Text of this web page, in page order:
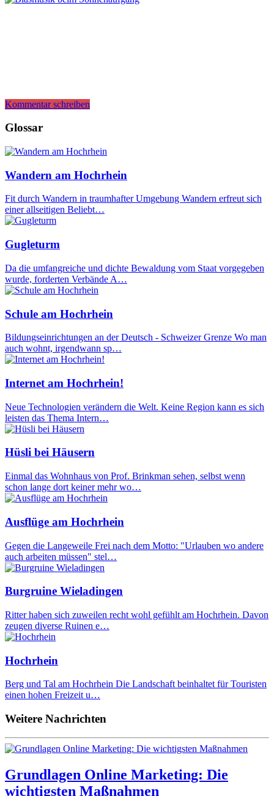
Kommentar schreiben
Glossar
Wandern am Hochrhein
Fit durch Wandern in traumhafter Umgebung Wandern erfreut sich
einer allseitigen Beliebt…
Gugleturm
Da die umfangreiche und dichte Bewaldung vom Staat vorgegeben
wurde, forderten Verbände A…
Schule am Hochrhein
Bildungseinrichtungen an der Deutsch - Schweizer Grenze Wo man
auch wohnt, irgendwann sp…
Internet am Hochrhein!
Neue Technologien verändern die Welt. Keine Region kann es sich
leisten das Thema Intern…
Hüsli bei Häusern
Einmal das Wohnhaus von Prof. Brinkman sehen, selbst wenn
schon lange dort keiner mehr wo…
Ausflüge am Hochrhein
Gegen die Langeweile Frei nach dem Motto: "Urlauben wo andere
auch arbeiten müssen" stel…
Burgruine Wieladingen
Ritter haben sich zuweilen recht wohl gefühlt am Hochrhein. Davon
zeugen diverse Ruinen e…
Hochrhein
Berg und Tal am Hochrhein Die Landschaft beinhaltet für Touristen
einen hohen Freizeit u…
Weitere Nachrichten
Grundlagen Online Marketing: Die
wichtigsten Maßnahmen